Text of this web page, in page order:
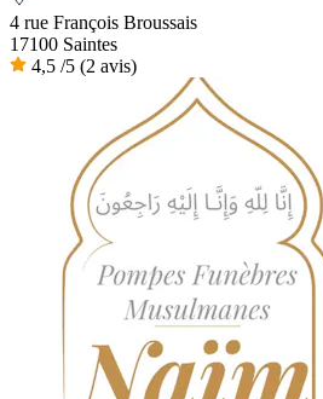
4 rue François Broussais
17100 Saintes
4,5 /5 (2 avis)